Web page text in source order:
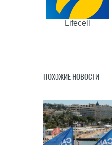
Lifecell
ПОХОЖИЕ НОВОСТИ